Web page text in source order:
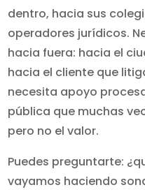
dentro, hacia sus
operadores jurídicos.
hacia fuera: hacia el
hacia el cliente que
necesita apoyo
pública que muchas
pero no el valor.
Puedes preguntarte:
vayamos haciendo